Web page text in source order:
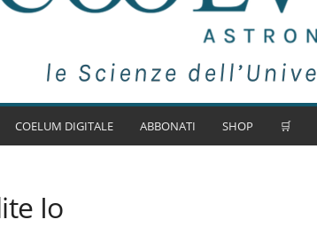
COELUM DIGITALE ABBONATI SHOP 🛒
Io